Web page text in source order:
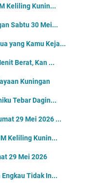
Keliling Kunin...
Sabtu 30 Mei...
yang Kamu Keja...
Berat, Kan ...
Kuningan
Tebar Dagin...
29 Mei 2026 ...
Keliling Kunin...
29 Mei 2026
Tidak In...